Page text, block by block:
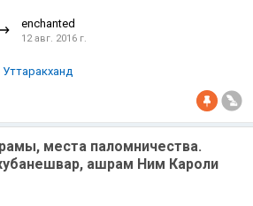
enchanted
12 авг. 2016 г.
места паломничества.
ашрам Ним Кароли